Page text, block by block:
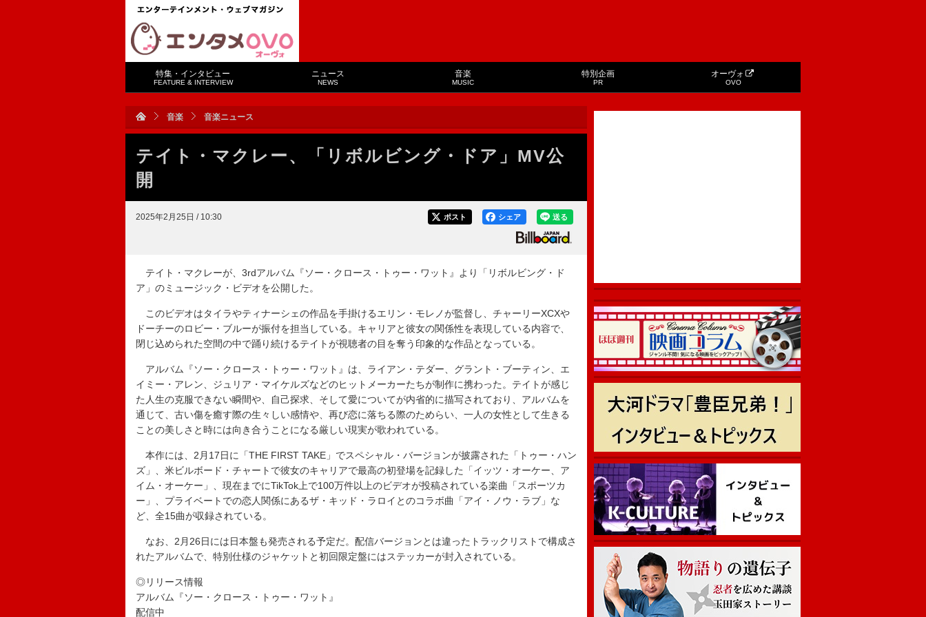
特集・インタビュー
FEATURE & INTERVIEW
ニュース
NEWS
音楽
MUSIC
特別企画
PR
オーヴォ
OVO
音楽 音楽ニュース
テイト・マクレー、「リボルビング・ドア」MV公
開
2025年2月25日 / 10:30 送る
シェア
ポスト
テイト・マクレーが、3rdアルバム『ソー・クロース・トゥー・ワット』より「リボルビング・ド
ア」のミュージック・ビデオを公開した。
このビデオはタイラやティナーシェの作品を手掛けるエリン・モレノが監督し、チャーリーXCXや
ドーチーのロビー・ブルーが振付を担当している。キャリアと彼女の関係性を表現している内容で、
閉じ込められた空間の中で踊り続けるテイトが視聴者の目を奪う印象的な作品となっている。
アルバム『ソー・クロース・トゥー・ワット』は、ライアン・テダー、グラント・ブーティン、エ
イミー・アレン、ジュリア・マイケルズなどのヒットメーカーたちが制作に携わった。テイトが感じ
た人生の克服できない瞬間や、自己探求、そして愛についてが内省的に描写されており、アルバムを
通じて、古い傷を癒す際の生々しい感情や、再び恋に落ちる際のためらい、一人の女性として生きる
ことの美しさと時には向き合うことになる厳しい現実が歌われている。
本作には、2月17日に「THE FIRST TAKE」でスペシャル・バージョンが披露された「トゥー・ハン
ズ」、米ビルボード・チャートで彼女のキャリアで最高の初登場を記録した「イッツ・オーケー、ア
イム・オーケー」、現在までにTikTok上で100万件以上のビデオが投稿されている楽曲「スポーツカ
ー」、プライベートでの恋人関係にあるザ・キッド・ラロイとのコラボ曲「アイ・ノウ・ラブ」な
ど、全15曲が収録されている。
なお、2月26日には日本盤も発売される予定だ。配信バージョンとは違ったトラックリストで構成さ
れたアルバムで、特別仕様のジャケットと初回限定盤にはステッカーが封入されている。
◎リリース情報
アルバム『ソー・クロース・トゥー・ワット』
配信中